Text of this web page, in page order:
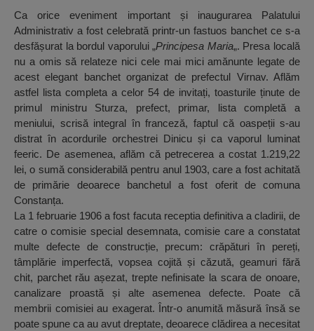
Ca orice eveniment important și inaugurarea Palatului
Administrativ a fost celebrată printr-un fastuos banchet ce s-a
desfășurat la bordul vaporului „Principesa Maria„. Presa locală
nu a omis să relateze nici cele mai mici amănunte legate de
acest elegant banchet organizat de prefectul Virnav. Aflăm
astfel lista completa a celor 54 de invitați, toasturile ținute de
primul ministru Sturza, prefect, primar, lista completă a
meniului, scrisă integral în franceză, faptul că oaspeții s-au
distrat în acordurile orchestrei Dinicu și ca vaporul luminat
feeric. De asemenea, aflăm că petrecerea a costat 1.219,22
lei, o sumă considerabilă pentru anul 1903, care a fost achitată
de primărie deoarece banchetul a fost oferit de comuna
Constanța.
La 1 februarie 1906 a fost facuta receptia definitiva a cladirii, de
catre o comisie special desemnata, comisie care a constatat
multe defecte de construcție, precum: crăpături în pereți,
tâmplărie imperfectă, vopsea cojită și căzută, geamuri fără
chit, parchet rău așezat, trepte nefinisate la scara de onoare,
canalizare proastă și alte asemenea defecte. Poate că
membrii comisiei au exagerat. Într-o anumită măsură însă se
poate spune ca au avut dreptate, deoarece clădirea a necesitat